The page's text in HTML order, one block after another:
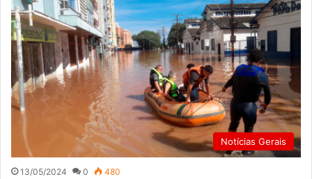
Notícias Gerais
13/05/2024 0 480